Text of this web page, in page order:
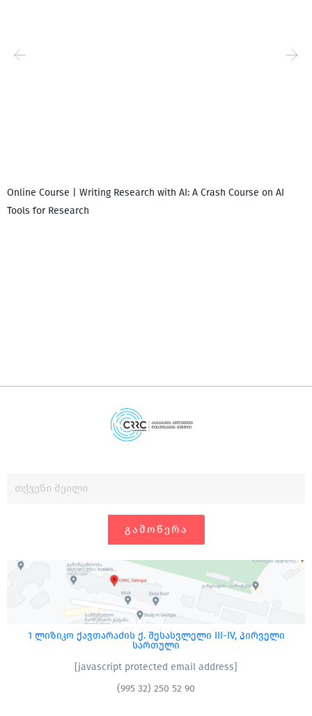
Online Course | Writing Research with AI: A Crash Course on AI
Tools for Research
ᲒᲐᲛᲝᲬᲔᲠᲐ
1 ლიზიკო ქავთარაძის ქ. შესასვლელი III-IV, პირველი
სართული
[javascript protected email address]
(995 32) 250 52 90